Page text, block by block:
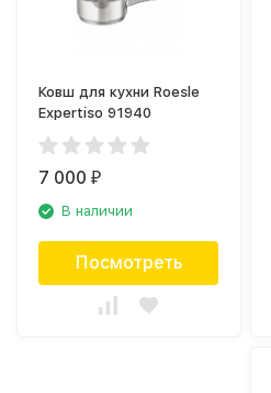
Ковш для кухни Roesle
Expertiso 91940
7 000₽
В наличии
Посмотреть